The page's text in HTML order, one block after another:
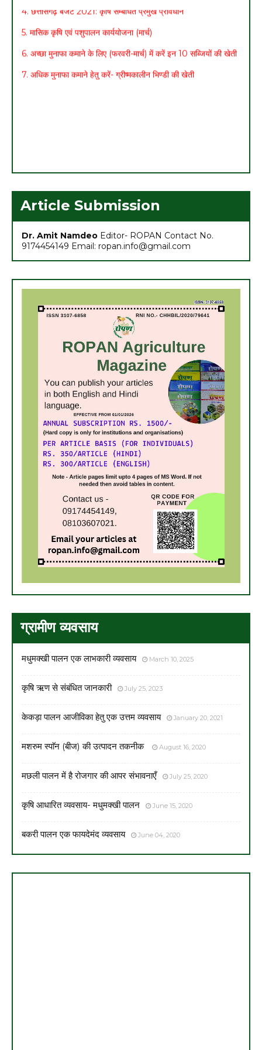
5. मासिक कृषि एवं पशुपालन कार्ययोजना (मार्च)
6. अच्छा मुनाफा कमाने के लिए (फरवरी-मार्च) में करें इन 10 सब्जियों की खेती
7. अधिक मुनाफा कमाने हेतु करें- ग्रीष्मकालीन भिण्डी की खेती
Article Submission
Dr. Amit Namdeo Editor- ROPAN Contact No.
9174454149 Email: ropan.info@gmail.com
ग्रामीण व्यवसाय
मधुमक्खी पालन एक लाभकारी व्यवसाय March 10, 2025
कृषि ऋण से संबंधित जानकारी July 25, 2023
केकड़ा पालन आजीविका हेतु एक उत्तम व्यवसाय January 20, 2021
मशरुम स्पाॅन (बीज) की उत्पादन तकनीक August 16, 2020
मछली पालन में है रोजगार की आपर संभावनाएँ July 25, 2020
कृषि आधारित व्यवसाय- मधुमक्खी पालन June 15, 2020
बकरी पालन एक फायदेमंद व्यवसाय June 04, 2020